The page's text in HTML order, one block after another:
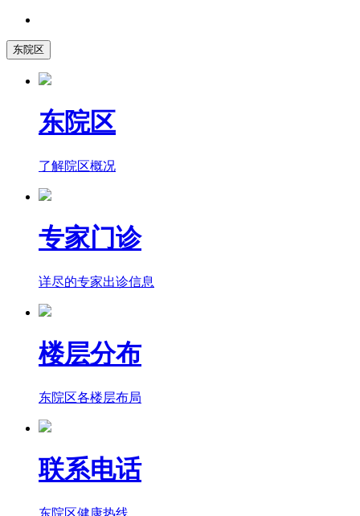
东院区
东院区
了解院区概况
专家门诊
详尽的专家出诊信息
楼层分布
东院区各楼层布局
联系电话
东院区健康热线